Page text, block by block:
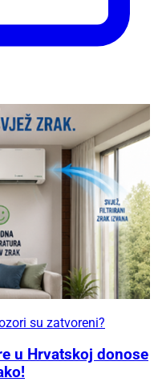
su zatvoreni?
u Hrvatskoj donose